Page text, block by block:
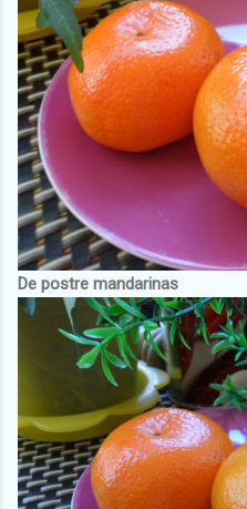
De postre mandarinas